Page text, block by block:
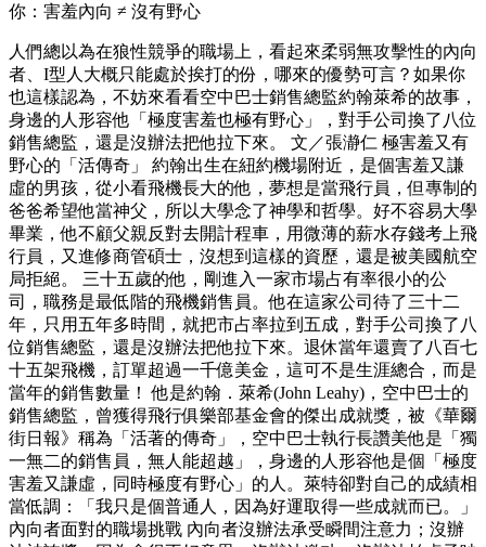
你：害羞內向 ≠ 沒有野心
人們總以為在狼性競爭的職場上，看起來柔弱無攻擊性的內向
者、I型人大概只能處於挨打的份，哪來的優勢可言？如果你
也這樣認為，不妨來看看空中巴士銷售總監約翰萊希的故事，
身邊的人形容他「極度害羞也極有野心」，對手公司換了八位
銷售總監，還是沒辦法把他拉下來。 文／張瀞仁 極害羞又有
野心的「活傳奇」 約翰出生在紐約機場附近，是個害羞又謙
虛的男孩，從小看飛機長大的他，夢想是當飛行員，但專制的
爸爸希望他當神父，所以大學念了神學和哲學。好不容易大學
畢業，他不顧父親反對去開計程車，用微薄的薪水存錢考上飛
行員，又進修商管碩士，沒想到這樣的資歷，還是被美國航空
局拒絕。 三十五歲的他，剛進入一家市場占有率很小的公
司，職務是最低階的飛機銷售員。他在這家公司待了三十二
年，只用五年多時間，就把市占率拉到五成，對手公司換了八
位銷售總監，還是沒辦法把他拉下來。退休當年還賣了八百七
十五架飛機，訂單超過一千億美金，這可不是生涯總合，而是
當年的銷售數量！ 他是約翰．萊希(John Leahy)，空中巴士的
銷售總監，曾獲得飛行俱樂部基金會的傑出成就獎，被《華爾
街日報》稱為「活著的傳奇」，空中巴士執行長讚美他是「獨
一無二的銷售員，無人能超越」，身邊的人形容他是個「極度
害羞又謙虛，同時極度有野心」的人。萊特卻對自己的成績相
當低調：「我只是個普通人，因為好運取得一些成就而已。」
內向者面對的職場挑戰 內向者沒辦法承受瞬間注意力；沒辦